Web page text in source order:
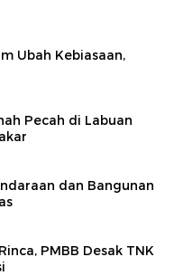
Ubah Kebiasaan,
Pecah di Labuan
dan Bangunan
PMBB Desak TNK